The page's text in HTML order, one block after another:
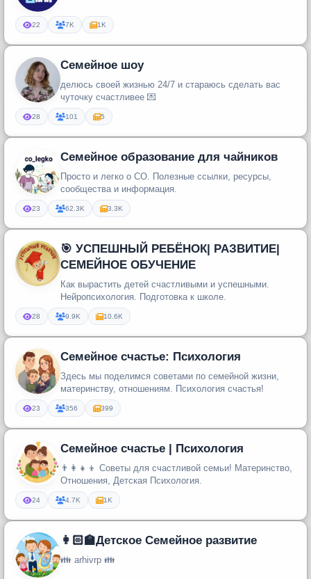
22 7K 1K
Семейное шоу
делюсь своей жизнью 24/7 и стараюсь сделать вас
чуточку счастливее 💌
28 101 5
Семейное образование для чайников
Просто и легко о СО. Полезные ссылки, ресурсы,
сообщества и информация.
23 62.3K 3.3K
🎯 УСПЕШНЫЙ РЕБЁНОК| РАЗВИТИЕ|
СЕМЕЙНОЕ ОБУЧЕНИЕ
Как вырастить детей счастливыми и успешными.
Нейропсихология. Подготовка к школе.
28 9.9K 10.6K
Семейное счастье: Психология
Здесь мы поделимся советами по семейной жизни,
материнству, отношениям. Психология счастья!
23 356 399
Семейное счастье | Психология
👨‍👩‍👧‍👦 Советы для счастливой семьи! Материнство,
Отношения, Детская Психология.
24 4.7K 1K
👩🏻‍🏫Детское Семейное развитие
👪 arhivrp 👪